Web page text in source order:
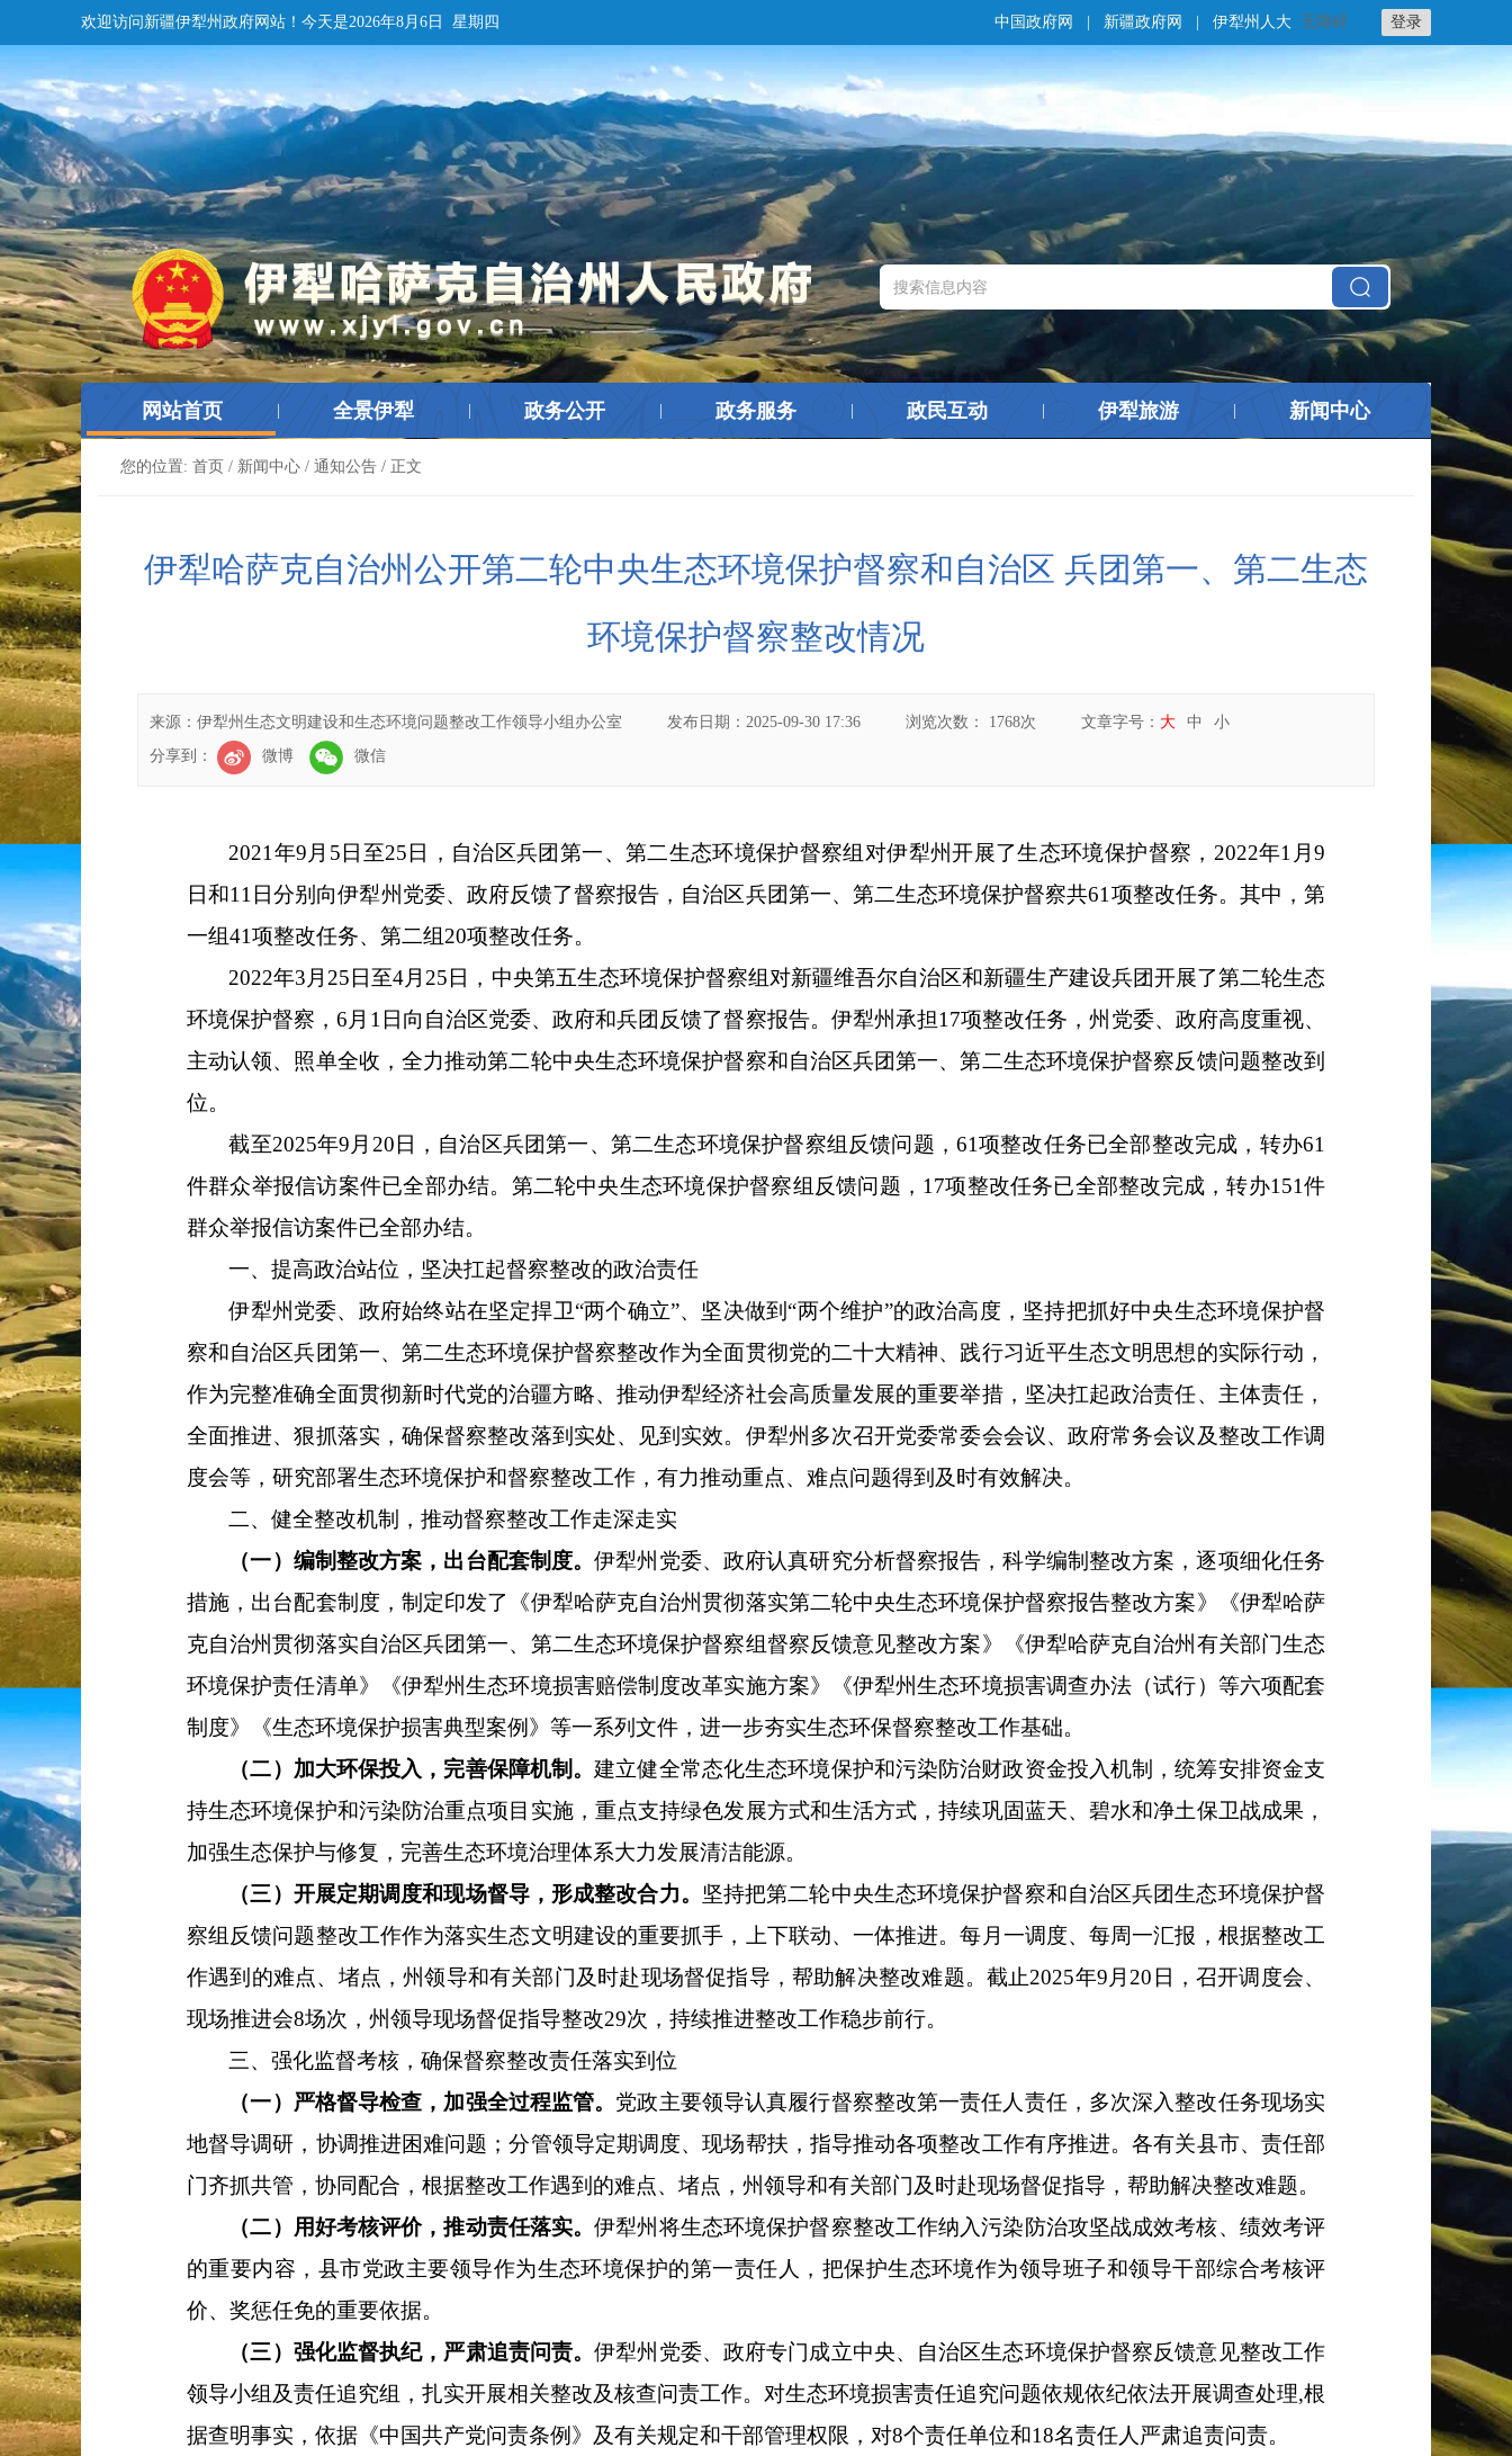
欢迎访问新疆伊犁州政府网站！ 今天是2026年8月6日 星期四 登录
无障碍
中国政府网 新疆政府网 伊犁州人大
网站首页 全景伊犁 政务公开 政务服务 政民互动 伊犁旅游 新闻中心
您的位置: 首页 / 新闻中心 / 通知公告 / 正文
伊犁哈萨克自治州公开第二轮中央生态环境保护督察和自治区 兵团第一、第二生态
环境保护督察整改情况
来源： 伊犁州生态文明建设和生态环境问题整改工作领导小组办公室 发布日期： 2025-09-30 17:36 浏览次数： 1768次 文章字号： 大 中
小
分享到：
微博 微信
2021 年9 月 5日至25日，自治区兵团第一、第二生态环境保护督察组对伊犁州开展了生态环境保护督察， 2022年1 月9
日和11 日分别向伊犁州党委、政府反馈了督察报告，自治区兵团第一、第二生态环境保护督察共61 项整改任务。其中，第
一组41项整改任务、第二组20项整改任务。
2022年3 月 25日至4月 25日，中央第五生态环境保护督察组对新疆维吾尔自治区和新疆生产建设兵团开展了第二轮生态
环境保护督察，6 月 1 日向自治区党委、政府和兵团反馈了督察报告。伊犁州承担17项整改任务，州党委、政府高度重视、
主动认领、照单全收，全力推动第二轮中央生态环境保护督察和自治区兵团第一、第二生态环境保护督察反馈问题整改到
位。
截至2025年9 月 20日 ，自治区兵团第一、第二生态环境保护督察组反馈问题， 61项整改任务已全部整改完成 ，转办61
件群众举报信访案件已全部办结。第二轮中央生态环境保护督察组反馈问题， 17项整改任务已全部整改完成 ，转办151件
群众举报信访案件已全部办结。
一、提高政治站位，坚决扛起督察整改的政治责任
伊犁州党委、政府始终站在坚定捍卫“两个确立”、坚决做到“两个维护”的政治高度，坚持把抓好中央生态环境保护督
察和自治区兵团第一、第二生态环境保护督察整改作为全面贯彻党的二十大精神、践行习近平生态文明思想的实际行动，
作为完整准确全面贯彻新时代党的治疆方略、推动伊犁经济社会高质量发展的重要举措，坚决扛起政治责任、主体责任，
全面推进、狠抓落实，确保督察整改落到实处、见到实效。伊犁州多次召开党委常委会会议、政府常务会议及整改工作调
度会等，研究部署生态环境保护和督察整改工作，有力推动重点、难点问题得到及时有效解决。
二、健全整改机制，推动督察整改工作走深走实
（一）编制整改方案，出台配套制度。伊犁州党委、政府认真研究分析督察报告，科学编制整改方案，逐项细化任务
措施，出台配套制度，制定印发了《伊犁哈萨克自治州贯彻落实第二轮中央生态环境保护督察报告整改方案》《伊犁哈萨
克自治州贯彻落实自治区兵团第一、第二生态环境保护督察组督察反馈意见整改方案》《伊犁哈萨克自治州有关部门生态
环境保护责任清单》《伊犁州生态环境损害赔偿制度改革实施方案》《伊犁州生态环境损害调查办法（试行）等六项配套
制度》
《生态环境保护损害典型案例》 等一系列文件，进一步夯实生态环保督察整改工作基础。
（二）加大环保投入，完善保障机制。建立健全常态化生态环境保护和污染防治财政资金投入机制，统筹安排资金支
持生态环境保护和污染防治重点项目实施， 重点支持绿色发展方式和生活方式，持续巩固蓝天、碧水和净土保卫战成果，
加强生态保护与修复，完善生态环境治理体系大力发展清洁能源。
（三）开展定期调度和现场督导，形成整改合力。
坚持把第二轮中央生态环境保护督察和自治区兵团生态环境保护督
察组反馈问题整改工作作为落实生态文明建设的重要抓手，上下联动、一体推进。每月一调度、每周一汇报，根据整改工
作遇到的难点、 堵点，州领导和有关部门及时赴现场督促指导，帮助解决整改难题。截止2025年9 月 20 日 ，召开调度会、
现场推进会8场次，州领导现场督促指导整改29次 ，持续推进整改工作稳步前行。
三、强化监督考核，确保督察整改责任落实到位
（一）严格督导检查，加强全过程监管。 党政主要领导认真履行督察整改第一责任人责任，多次深入整改任务现场实
地督导调研，协调推进困难问题；分管领导定期调度、现场帮扶，指导推动各项整改工作有序推进。各有关县市、责任部
门齐抓共管，协同配合， 根据整改工作遇到的难点、 堵点，州领导和有关部门及时赴现场督促指导，帮助解决整改难题。
（二）用好考核评价，推动责任落实。伊犁州将生态环境保护督察整改工作纳入污染防治攻坚战成效考核、绩效考评
的重要内容， 县市党政主要领导作为生态环境保护的第一责任人， 把保护生态环境作为领导班子和领导干部综合考核评
价、奖惩任免的重要依据。
（三）强化监督执纪，严肃追责问责。伊犁州党委、政府专门成立中央、自治区生态环境保护督察反馈意见整改工作
领导小组及责任追究组，扎实开展相关整改及核查问责工作。对生态环境损害责任追究问题依规依纪依法开展调查处理,根
据查明事实，依据《中国共产党问责条例》及有关规定和干部管理权限， 对8个责任单位和18名责任人严肃追责问责。